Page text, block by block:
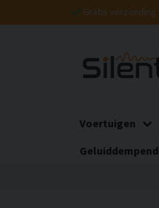
Gratis verzending
Voertuigen